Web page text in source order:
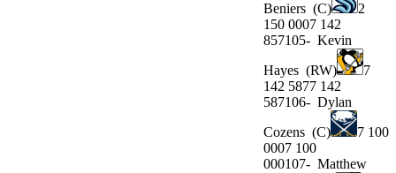
Beniers (C)
2
150 0007 142
857105- Kevin
Hayes (RW)
7
142 5877 142
587106- Dylan
Cozens (C)
7 100
0007 100
000107- Matthew